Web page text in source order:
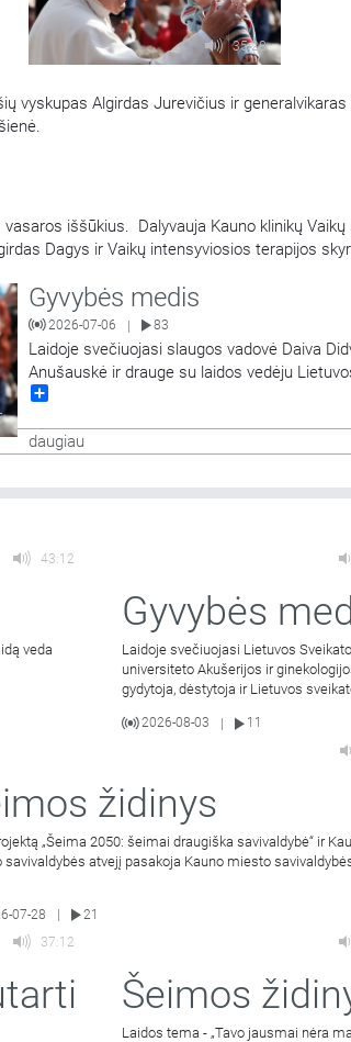
35:28
vyskupas Algirdas Jurevičius ir generalvikaras
iššūkius. Dalyvauja Kauno klinikų Vaikų
Dagys ir Vaikų intensyviosios terapijos
Kauno klinikų dvasinė asistentė Svetlana
Pacientas gali būti priskirtas
Gyvybės medis
2026-07-06 | 83
Laidoje svečiuojasi slaugos vadovė Daiva
Anušauskė ir drauge su laidos vedėju
sveikatos mokslų universiteto Medicinos
žmogus iš Lietuvos regiono – ar gali augti,
daugiau
43:12
veda
Gyvybės
Laidoje svečiuojasi Lietuvos
universiteto Akušerijos ir
gydytoja, dėstytoja ir Lietuvos
2026-08-03
11
židinys
„Šeima 2050: šeimai draugiška savivaldybė“ ir
savivaldybės atvejį pasakoja Kauno miesto
07-28
21
37:12
Šeimos
Laidos tema - „Tavo jausmai nėra